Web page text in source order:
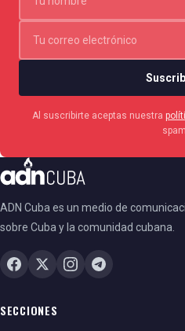
Al suscribirte aceptas nuestra
spam.
ADN Cuba es un medio de
sobre Cuba y la comunidad cubana.
SECCIONES